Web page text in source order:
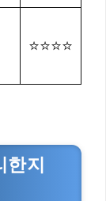
⭐⭐⭐⭐
한지